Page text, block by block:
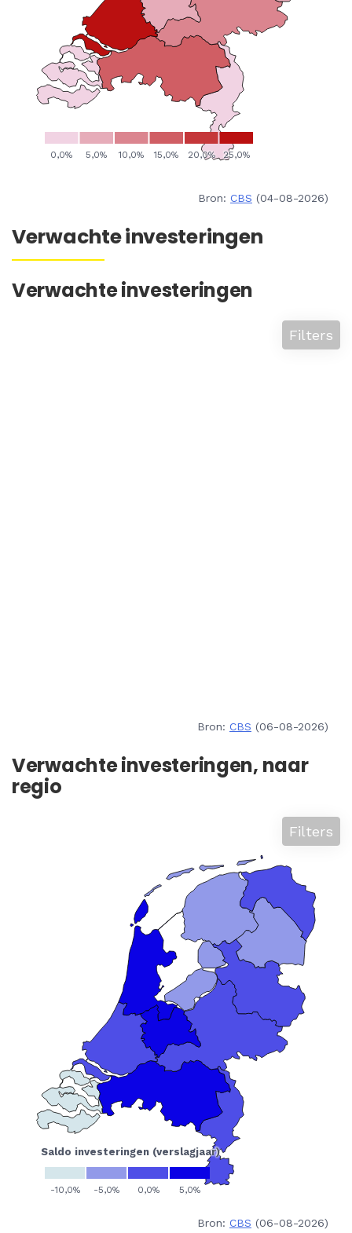
Bron: CBS (04-08-2026)
Verwachte investeringen
Verwachte investeringen
Filters
Bron: CBS (06-08-2026)
Verwachte investeringen, naar
regio
Filters
Bron: CBS (06-08-2026)